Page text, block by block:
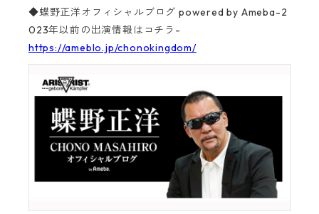
◆蝶野正洋オフィシャルブログ powered by Ameba-2
023年以前の出演情報はコチラ-
https://ameblo.jp/chonokingdom/